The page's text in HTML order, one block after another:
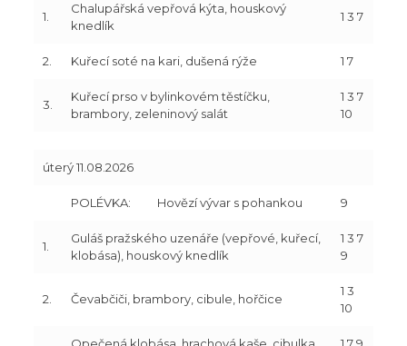
1.
Chalupářská vepřová kýta, houskový
knedlík
1 3 7
2. Kuřecí soté na kari, dušená rýže 1 7
3.
Kuřecí prso v bylinkovém těstíčku,
brambory, zeleninový salát
1 3 7
10
úterý 11.08.2026
POLÉVKA: Hovězí vývar s pohankou 9
1.
Guláš pražského uzenáře (vepřové, kuřecí,
klobása), houskový knedlík
1 3 7
9
2. Čevabčiči, brambory, cibule, hořčice
1 3
10